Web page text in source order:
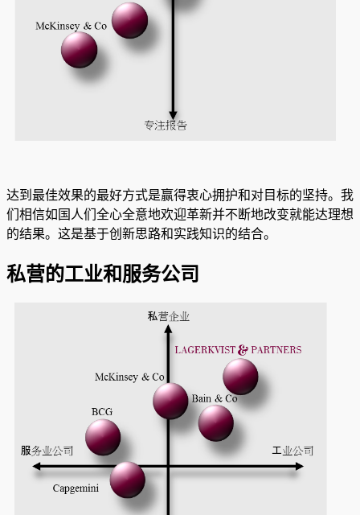
达到最佳效果的最好方式是赢得衷心拥护和对目标的坚持。我
们相信如国人们全心全意地欢迎革新并不断地改变就能达理想
的结果。这是基于创新思路和实践知识的结合。
私营的工业和服务公司